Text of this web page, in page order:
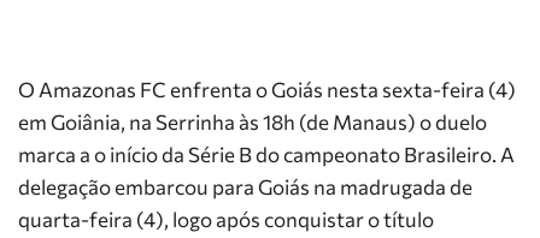
O Amazonas FC enfrenta o Goiás nesta sexta-feira (4)
em Goiânia, na Serrinha às 18h (de Manaus) o duelo
marca a o início da Série B do campeonato Brasileiro. A
delegação embarcou para Goiás na madrugada de
quarta-feira (4), logo após conquistar o título